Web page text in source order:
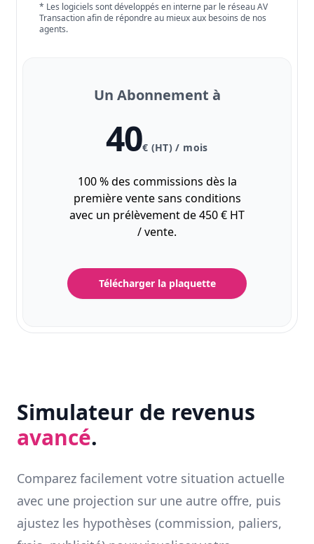
* Les logiciels sont développés en interne par le réseau AV
Transaction afin de répondre au mieux aux besoins de nos
agents.
Un Abonnement à
40€ (HT) / mois
100 % des commissions dès la
première vente sans conditions
avec un prélèvement de 450 € HT
/ vente.
Télécharger la plaquette
Simulateur de revenus
avancé.
Comparez facilement votre situation actuelle
avec une projection sur une autre offre, puis
ajustez les hypothèses (commission, paliers,